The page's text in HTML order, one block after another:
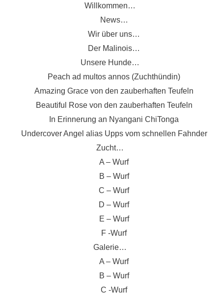
Willkommen…
News…
Wir über uns…
Der Malinois…
Unsere Hunde…
Peach ad multos annos (Zuchthündin)
Amazing Grace von den zauberhaften Teufeln
Beautiful Rose von den zauberhaften Teufeln
In Erinnerung an Nyangani ChiTonga
Undercover Angel alias Upps vom schnellen Fahnder
Zucht…
A – Wurf
B – Wurf
C – Wurf
D – Wurf
E – Wurf
F -Wurf
Galerie…
A – Wurf
B – Wurf
C -Wurf